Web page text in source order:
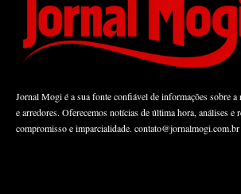
Jornal Mogi é a sua fonte confiável de informações sobre
e arredores. Oferecemos notícias de última hora, análises e
compromisso e imparcialidade. contato@jornalmogi.com.br